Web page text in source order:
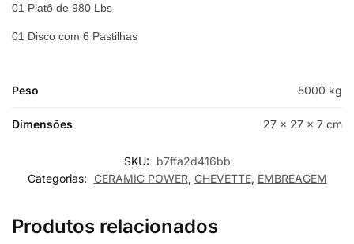
01 Platô de 980 Lbs
01 Disco com 6 Pastilhas
Peso 5000 kg
Dimensões 27 × 27 × 7 cm
SKU:
b7ffa2d416bb
Categorias:
CERAMIC POWER, CHEVETTE, EMBREAGEM
Produtos relacionados